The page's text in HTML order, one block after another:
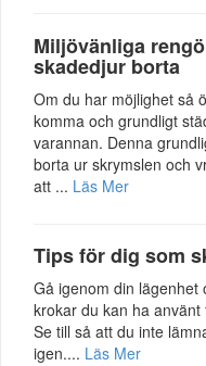
Miljövänliga
skadedjur borta
Om du har möjlighet så
komma och grundligt
varannan. Denna
borta ur skrymslen och
att ... Läs Mer
Tips för dig som
Gå igenom din lägenhet
krokar du kan ha
Se till så att du inte
igen.... Läs Mer